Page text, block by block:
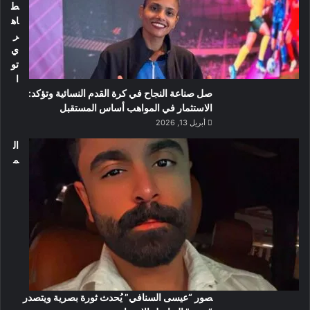
ط
اه
ر
ي
تو
ا
صل صناعة النجاح في كرة القدم النسائية وتؤكد:
الاستثمار في المواهب أساس المستقبل
أبريل 13, 2026
ال
م
صور “عيسى السنافي” يُحدث ثورة بصرية ويتصدر